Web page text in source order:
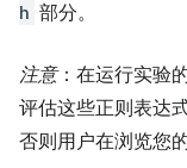
h 部分。
注意：在运行实验
评估这些正则表达
否则用户在浏览您